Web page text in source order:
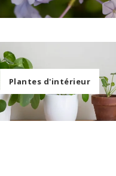
Plantes d'intérieur